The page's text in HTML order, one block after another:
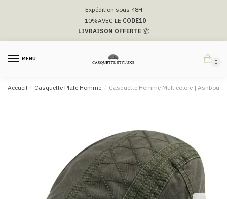
navigation
Expédition sous 48H
–10%AVEC LE CODE10
LIVRAISON OFFERTE📦
MENU
0
Accueil / Casquette Plate Homme / Casquette Homme Multicolore |